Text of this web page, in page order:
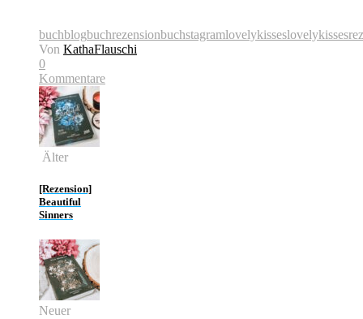
buchblogbuchrezensionbuchstagramlovelykisses
Von KathaFlauschi
0
Kommentare
Älter
[Rezension]
Beautiful
Sinners
Neuer